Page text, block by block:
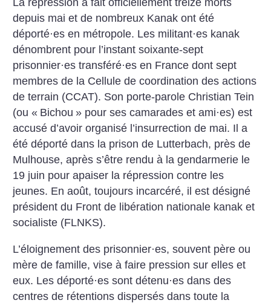
La répression a fait officiellement treize morts
depuis mai et de nombreux Kanak ont été
déporté·es en métropole. Les ­militant·es kanak
dénombrent pour l’instant soixante-sept
prisonnier·es transféré·es en France dont sept
membres de la Cellule de coordination des actions
de terrain (CCAT). Son porte-parole Christian Tein
(ou « Bichou » pour ses camarades et ami·es) est
accusé d’avoir organisé l’insurrection de mai. Il a
été déporté dans la prison de Lutterbach, près de
Mulhouse, après s’être rendu à la gendarmerie le
19 juin pour apaiser la répression contre les
jeunes. En août, toujours incarcéré, il est désigné
président du Front de libération nationale kanak et
socialiste (FLNKS).
L’éloignement des prisonnier·es, souvent père ou
mère de famille, vise à faire pression sur elles et
eux. Les déporté·es sont détenu·es dans des
centres de rétentions dispersés dans toute la